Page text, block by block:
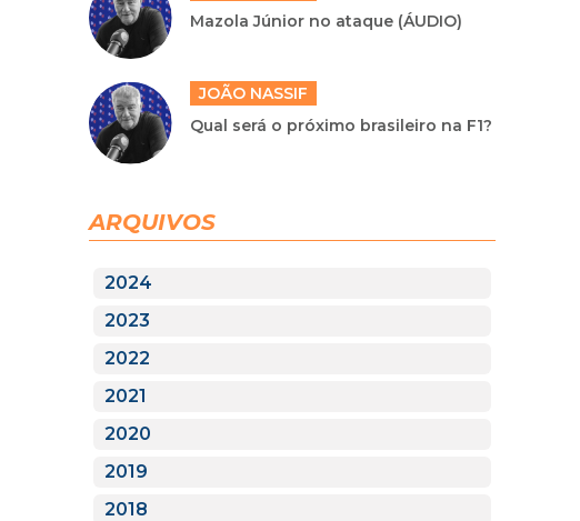
Mazola Júnior no ataque (ÁUDIO)
JOÃO NASSIF
Qual será o próximo brasileiro na F1?
ARQUIVOS
2024
2023
2022
2021
2020
2019
2018